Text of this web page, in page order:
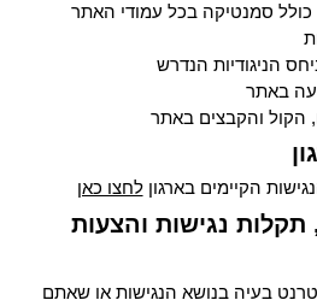
כולל סמנטיקה בכל עמודי האתר
הניגודיות הנדרש
באתר
הקול והקבצים באתר
הקיימים בארגוןלחצו כאן
נגישות והצעות
בעיה בנושא הנגישות או שאתם